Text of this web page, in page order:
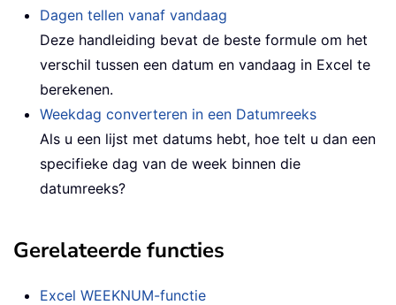
Dagen tellen vanaf vandaag
Deze handleiding bevat de beste formule om het
verschil tussen een datum en vandaag in Excel te
berekenen.
Weekdag converteren in een Datumreeks
Als u een lijst met datums hebt, hoe telt u dan een
specifieke dag van de week binnen die
datumreeks?
Gerelateerde functies
Excel WEEKNUM-functie